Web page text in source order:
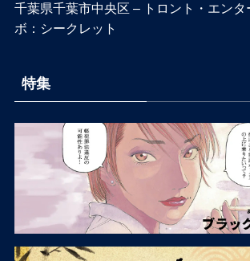
千葉県千葉市中央区 – トロント・エンタ
ボ：シークレット
特集